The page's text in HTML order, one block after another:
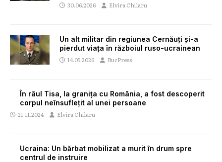
30.06.2026 Elvira Chilaru
Un alt militar din regiunea Cernăuți și-a
pierdut viața în războiul ruso-ucrainean
14.05.2026 BucPress
În râul Tisa, la granița cu România, a fost descoperit
corpul neînsuflețit al unei persoane
21.11.2024 Elvira Chilaru
Ucraina: Un bărbat mobilizat a murit în drum spre
centrul de instruire